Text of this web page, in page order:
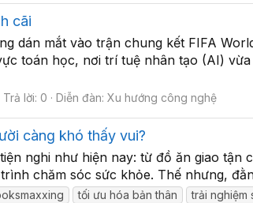
cãi
dán mắt vào trận chung kết FIFA
toán học, nơi trí tuệ nhân tạo (AI)
Trả lời: 0 Diễn đàn:Xu hướng công nghệ
càng khó thấy vui?
nghi như hiện nay: từ đồ ăn giao
chăm sóc sức khỏe. Thế nhưng,
tối ưu hóa bản thân trải nghiệm